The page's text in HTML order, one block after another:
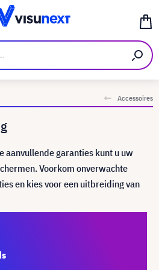
Accessoires
aanvullende garanties kunt u uw
Voorkom onverwachte
en kies voor een uitbreiding van